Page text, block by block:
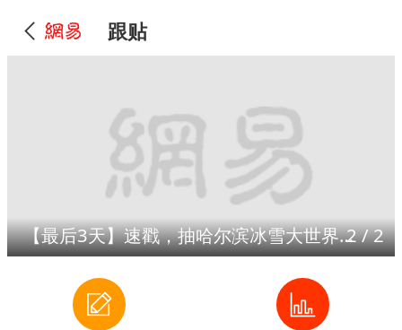
跟贴
【最后3天】速戳，抽哈尔滨冰雪大世界门票！2/2